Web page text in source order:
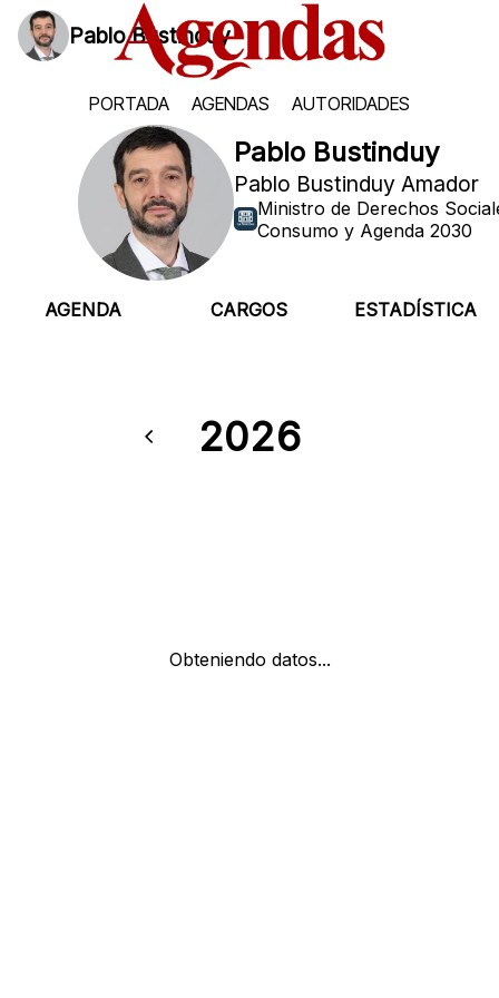
Pablo Bustinduy
PORTADA AGENDAS AUTORIDADES
Pablo Bustinduy
Pablo Bustinduy Amador
Ministro de Derechos
Consumo y Agenda 2030
AGENDA CARGOS ESTADÍSTICA
2026
Obteniendo datos...